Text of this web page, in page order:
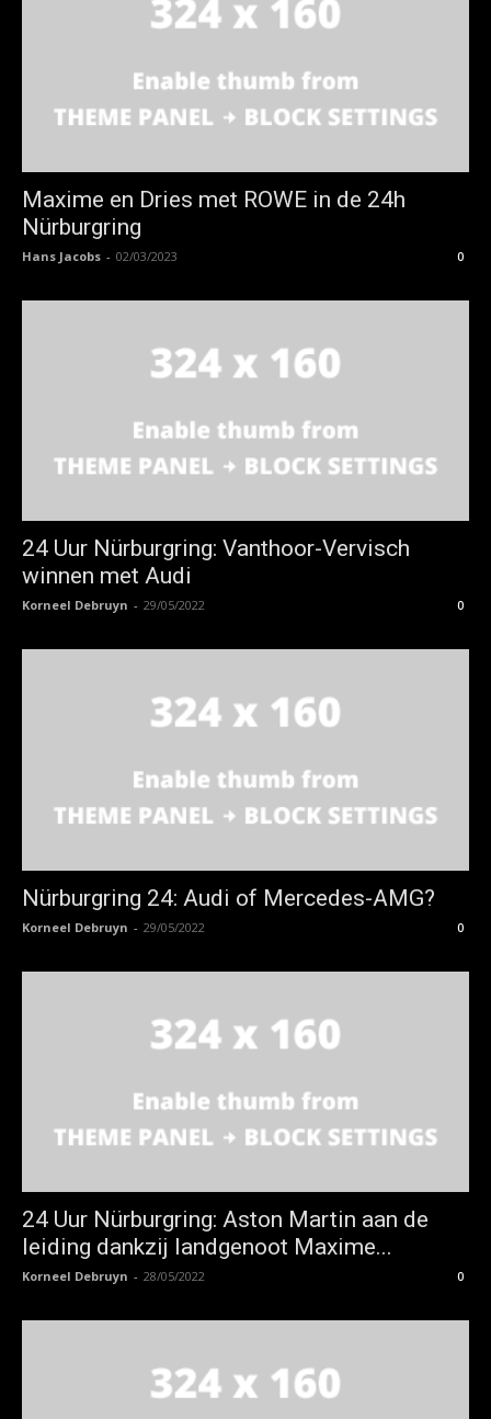
Maxime en Dries met ROWE in de 24h
Nürburgring
Hans Jacobs - 02/03/2023 0
24 Uur Nürburgring: Vanthoor-Vervisch
winnen met Audi
Korneel Debruyn - 29/05/2022 0
Nürburgring 24: Audi of Mercedes-AMG?
Korneel Debruyn - 29/05/2022 0
24 Uur Nürburgring: Aston Martin aan de
leiding dankzij landgenoot Maxime...
Korneel Debruyn - 28/05/2022 0